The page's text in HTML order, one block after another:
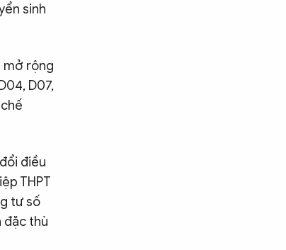
sinh
mở rộng
D07,
điều
THPT
tư số
đặc thù